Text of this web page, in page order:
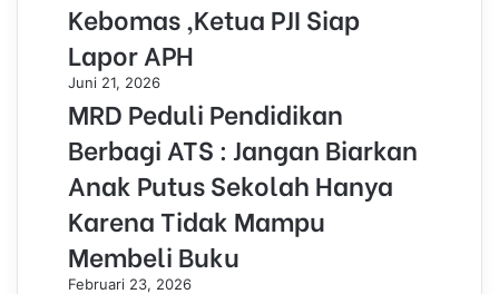
Kebomas ,Ketua PJI Siap
Lapor APH
Juni 21, 2026
MRD Peduli Pendidikan
Berbagi ATS : Jangan Biarkan
Anak Putus Sekolah Hanya
Karena Tidak Mampu
Membeli Buku
Februari 23, 2026